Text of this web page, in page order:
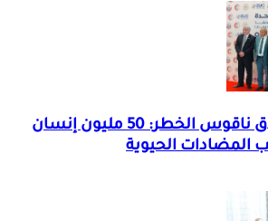
وزير الصحة يدق ناقوس الخطر: 50 مليون إنسان
الحيوية